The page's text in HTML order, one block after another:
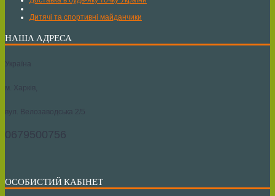
Дитячі та спортивні майданчики
НАША АДРЕСА
Україна
м. Харків,
вул. Велозаводська 2/5
0679500756
ОСОБИСТИЙ КАБІНЕТ